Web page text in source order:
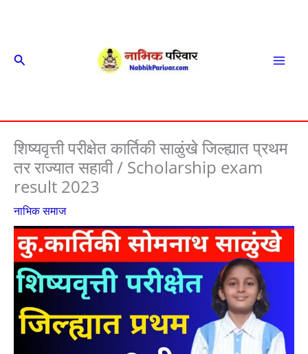
Search
शिष्यवृत्ती परीक्षेत कार्तिकी साळुंखे जिल्ह्यात प्रथम
तर राज्यात सहावी / Scholarship exam
result 2023
नाभिक समाज